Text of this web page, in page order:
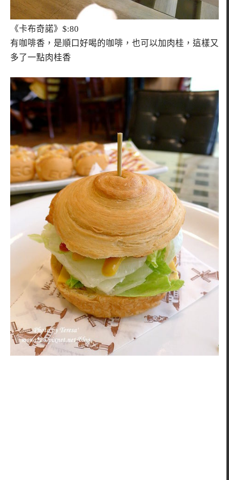
《卡布奇諾》$:80
有咖啡香，是順口好喝的咖啡，也可以加肉桂，這樣又
多了一點肉桂香